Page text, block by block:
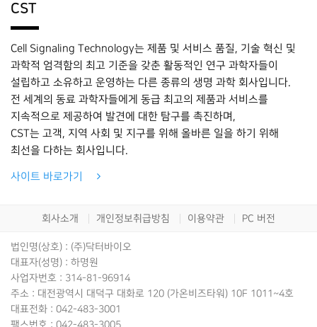
CST
Cell Signaling Technology는 제품 및 서비스 품질, 기술 혁신 및
과학적 엄격함의 최고 기준을 갖춘 활동적인 연구 과학자들이
설립하고 소유하고 운영하는 다른 종류의 생명 과학 회사입니다.
전 세계의 동료 과학자들에게 동급 최고의 제품과 서비스를
지속적으로 제공하여 발견에 대한 탐구를 촉진하며,
CST는 고객, 지역 사회 및 지구를 위해 올바른 일을 하기 위해
최선을 다하는 회사입니다.
사이트 바로가기
회사소개 개인정보취급방침 이용약관 PC 버전
법인명(상호) : (주)닥터바이오
대표자(성명) : 하명원
사업자번호 : 314-81-96914
주소 : 대전광역시 대덕구 대화로 120 (가온비즈타워) 10F 1011~4호
대표전화 : 042-483-3001
팩스번호 : 042-483-3005